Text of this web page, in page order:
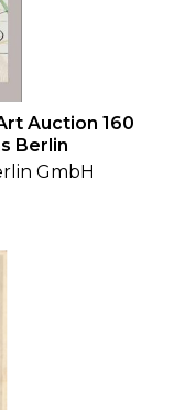
Auction 160
Berlin
GmbH